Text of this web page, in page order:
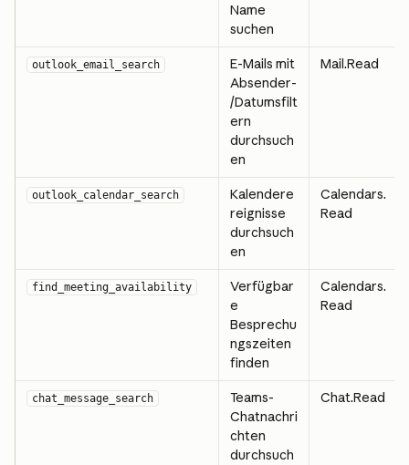
Name
suchen
outlook_email_search
E-Mails mit
Absender-
/Datumsfilt
ern
durchsuch
en
Mail.Read
outlook_calendar_search
Kalendere
reignisse
durchsuch
en
Calendars.
Read
find_meeting_availability
Verfügbar
e
Besprechu
ngszeiten
finden
Calendars.
Read
chat_message_search
Teams-
Chatnachri
chten
durchsuch
Chat.Read